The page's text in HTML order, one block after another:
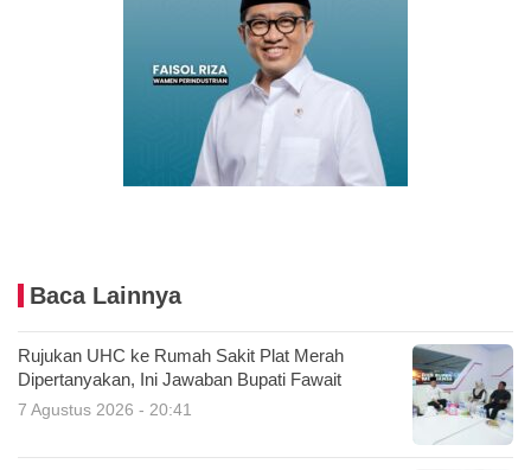
Baca Lainnya
Rujukan UHC ke Rumah Sakit Plat Merah
Dipertanyakan, Ini Jawaban Bupati Fawait
7 Agustus 2026 - 20:41